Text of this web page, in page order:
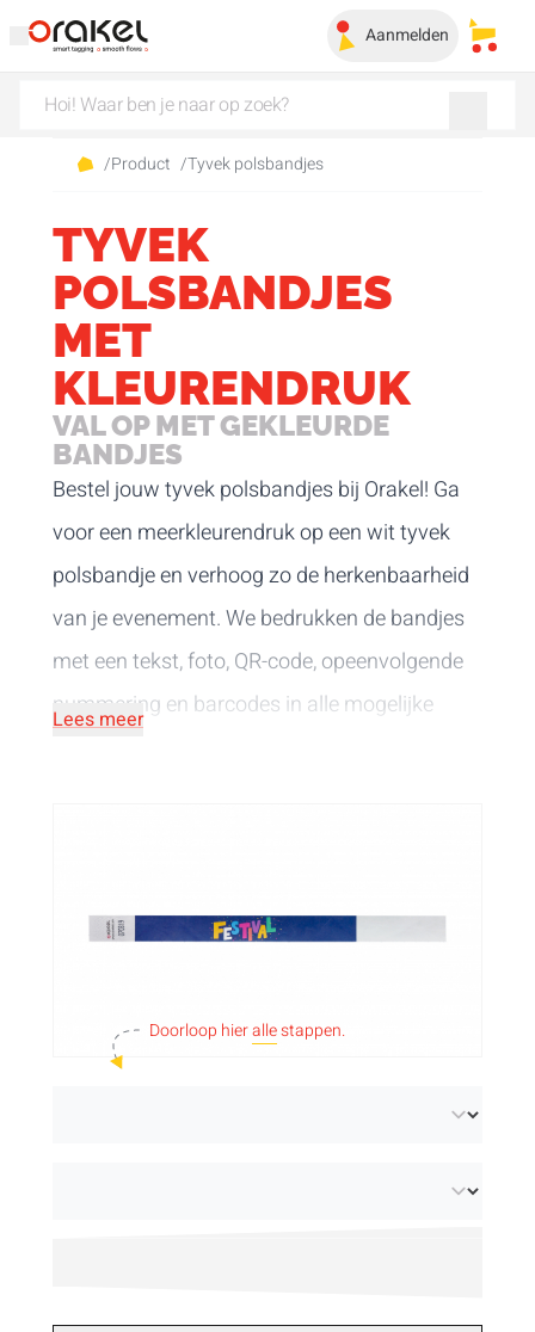
Aanmelden Mijn
/Product /Tyvek polsbandjes
TYVEK
POLSBANDJES
MET
KLEURENDRUK
VAL OP MET GEKLEURDE
BANDJES
Bestel jouw tyvek polsbandjes bij Orakel! Ga
voor een meerkleurendruk op een wit tyvek
polsbandje en verhoog zo de herkenbaarheid
van je evenement. We bedrukken de bandjes
met een tekst, foto, QR-code, opeenvolgende
nummering en barcodes in alle mogelijke
Tyvek is een waterbestendig en stevig
met onze
papieren bandjes .
Lees meer
Doorloop hierallestappen.